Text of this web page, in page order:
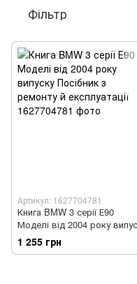
Фільтр
Артикул: 1627704781
Книга BMW 3 серії Е90
Моделі від 2004 року
Посібник з ремонту й
експлуатації
1 255 грн